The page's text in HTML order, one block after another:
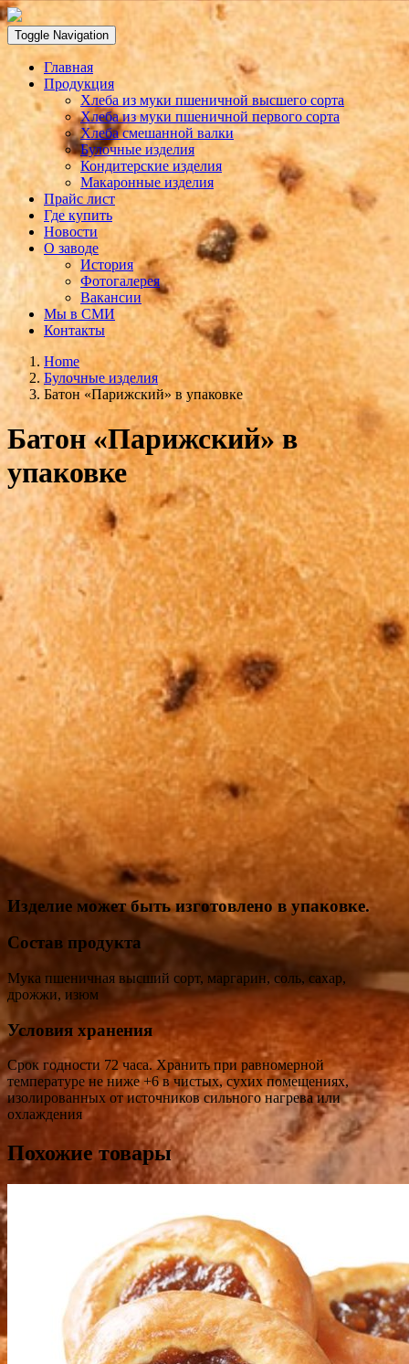
Toggle Navigation
Главная
Продукция
Хлеба из муки пшеничной высшего сорта
Хлеба из муки пшеничной первого сорта
Хлеба смешанной валки
Булочные изделия
Кондитерские изделия
Макаронные изделия
Прайс лист
Где купить
Новости
О заводе
История
Фотогалерея
Вакансии
Мы в СМИ
Контакты
Home
Булочные изделия
Батон «Парижский» в упаковке
Батон «Парижский» в
упаковке
Изделие может быть изготовлено в упаковке.
Состав продукта
Мука пшеничная высший сорт, маргарин, соль, сахар,
дрожжи, изюм
Условия хранения
Срок годности 72 часа. Хранить при равномерной
температуре не ниже +6 в чистых, сухих помещениях,
изолированных от источников сильного нагрева или
охлаждения
Похожие товары